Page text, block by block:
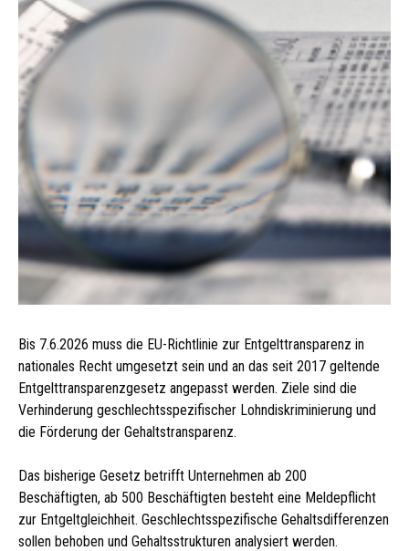
Bis 7.6.2026 muss die EU-Richtlinie zur Entgelttransparenz in
nationales Recht umgesetzt sein und an das seit 2017 geltende
Entgelttransparenzgesetz angepasst werden. Ziele sind die
Verhinderung geschlechtsspezifischer Lohndiskriminierung und
die Förderung der Gehaltstransparenz.
Das bisherige Gesetz betrifft Unternehmen ab 200
Beschäftigten, ab 500 Beschäftigten besteht eine Meldepflicht
zur Entgeltgleichheit. Geschlechtsspezifische Gehaltsdifferenzen
sollen behoben und Gehaltsstrukturen analysiert werden.